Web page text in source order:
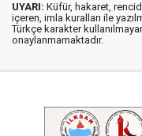
UYARI: Küfür, hakaret,
içeren, imla kuralları ile
Türkçe karakter
onaylanmamaktadır.